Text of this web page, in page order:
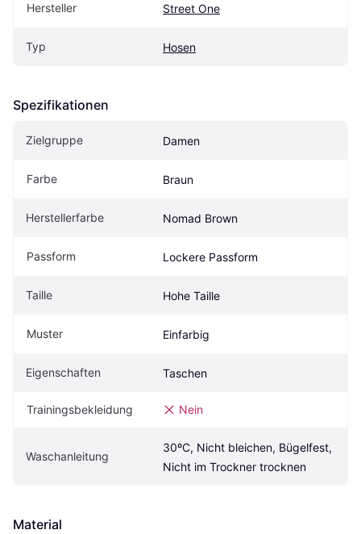
Hersteller Street One
Typ Hosen
Spezifikationen
Zielgruppe Damen
Farbe Braun
Herstellerfarbe Nomad Brown
Passform Lockere Passform
Taille Hohe Taille
Muster Einfarbig
Eigenschaften Taschen
Trainingsbekleidung Nein
Waschanleitung
30ºC, Nicht bleichen, Bügelfest,
Nicht im Trockner trocknen
Material